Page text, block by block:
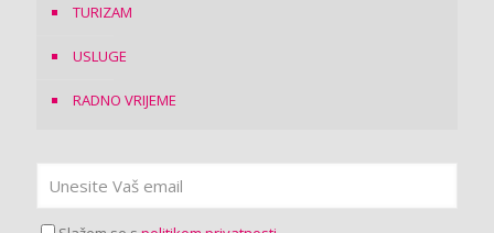
TURIZAM
USLUGE
RADNO VRIJEME